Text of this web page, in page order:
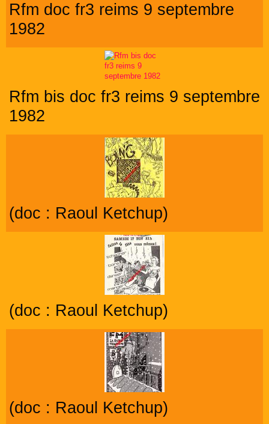
Rfm doc fr3 reims 9 septembre
1982
Rfm bis doc fr3 reims 9 septembre
1982
(doc : Raoul Ketchup)
(doc : Raoul Ketchup)
(doc : Raoul Ketchup)